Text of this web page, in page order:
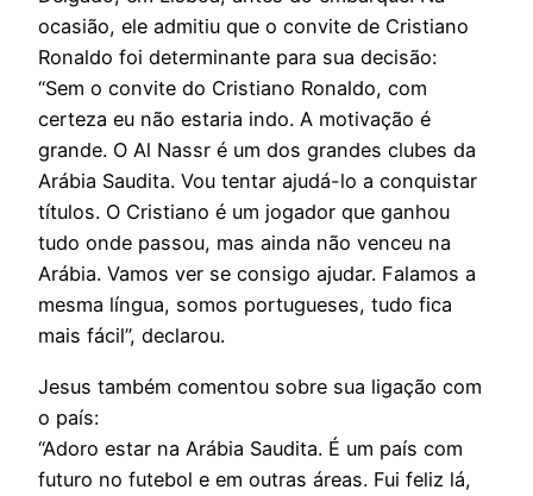
ocasião, ele admitiu que o convite de Cristiano
Ronaldo foi determinante para sua decisão:
“Sem o convite do Cristiano Ronaldo, com
certeza eu não estaria indo. A motivação é
grande. O Al Nassr é um dos grandes clubes da
Arábia Saudita. Vou tentar ajudá-lo a conquistar
títulos. O Cristiano é um jogador que ganhou
tudo onde passou, mas ainda não venceu na
Arábia. Vamos ver se consigo ajudar. Falamos a
mesma língua, somos portugueses, tudo fica
mais fácil”, declarou.
Jesus também comentou sobre sua ligação com
o país:
“Adoro estar na Arábia Saudita. É um país com
futuro no futebol e em outras áreas. Fui feliz lá,